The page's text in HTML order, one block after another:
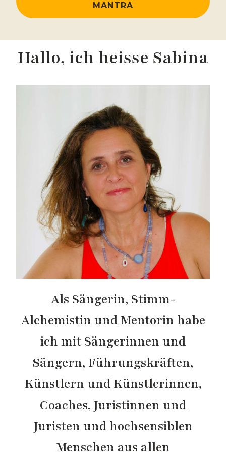
MANTRA
Hallo, ich heisse Sabina
Als Sängerin, Stimm-
Alchemistin und Mentorin habe
ich mit Sängerinnen und
Sängern, Führungskräften,
Künstlern und Künstlerinnen,
Coaches, Juristinnen und
Juristen und hochsensiblen
Menschen aus allen